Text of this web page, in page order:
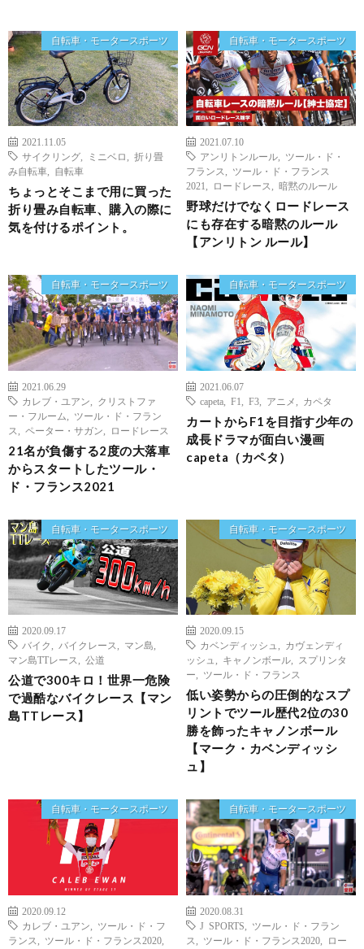
自転車・モータースポーツ
2021.11.05
サイクリング
ミニベロ
折り畳
み自転車
自転車
ちょっとそこまで用に買った
折り畳み自転車、購入の際に
気を付けるポイント。
自転車・モータースポーツ
2021.07.10
アンリトンルール
ツール・ド・
フランス
ツール・ド・フランス
2021
ロードレース 暗黙のルール
野球だけでなくロードレース
にも存在する暗黙のルール
【アンリトン ルール】
自転車・モータースポーツ
2021.06.29
カレブ・ユアン
クリストファ
ー・フルーム
ツール・ド・フラン
ス
ペーター・サガン ロードレース
21名が負傷する2度の大落車
からスタートしたツール・
ド・フランス2021
自転車・モータースポーツ
2021.06.07
capeta
F1 F3 アニメ カペタ
カートからF1を目指す少年の
成長ドラマが面白い漫画
capeta（カペタ）
自転車・モータースポーツ
2020.09.17
バイク
バイクレース マン島
マン島TTレース
公道
公道で300キロ！世界一危険
で過酷なバイクレース【マン
島TTレース】
自転車・モータースポーツ
2020.09.15
カベンディッシュ
カヴェンディ
ッシュ
キャノンボール
スプリンタ
ー
ツール・ド・フランス
低い姿勢からの圧倒的なスプ
リントでツール歴代2位の30
勝を飾ったキャノンボール
【マーク・カベンディッシ
ュ】
自転車・モータースポーツ
2020.09.12
カレブ・ユアン
ツール・ド・フ
ランス
ツール・ド・フランス2020
自転車・モータースポーツ
2020.08.31
J SPORTS
ツール・ド・フラン
ス
ツール・ド・フランス2020
ロー